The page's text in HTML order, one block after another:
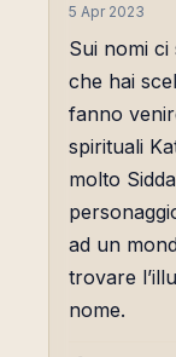
5 Apr 2023
Sui nomi
che hai
fanno
spirituali
molto
ad un
trovare
nome.